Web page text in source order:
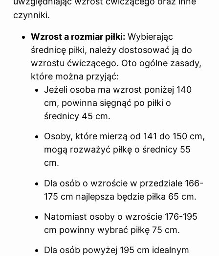
czynniki.
Wzrost a rozmiar piłki: Wybierając
średnicę piłki, należy dostosować ją do
wzrostu ćwiczącego. Oto ogólne zasady,
które można przyjąć:
Jeżeli osoba ma wzrost poniżej 140
cm, powinna sięgnąć po piłki o
średnicy 45 cm.
Osoby, które mierzą od 141 do 150 cm,
mogą rozważyć piłkę o średnicy 55
cm.
Dla osób o wzroście w przedziale 166-
175 cm najlepsza będzie piłka 65 cm.
Natomiast osoby o wzroście 176-195
cm powinny wybrać piłkę 75 cm.
Dla osób powyżej 195 cm idealnym